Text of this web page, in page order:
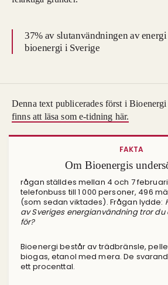
37% av slutanvändningen av
bioenergi i Sverige
Denna text publicerades först i
finns att läsa som e-tidning här.
FAKTA
Om Bioenergis
rågan ställdes mellan 4 och 7 februari
telefonbuss till 1 000 personer, 496
(som sedan viktades). Frågan lydde:
av Sveriges energianvändning tror
för?
Bioenergi består av trädbränsle,
biogas, etanol med mera. De
ett procenttal.